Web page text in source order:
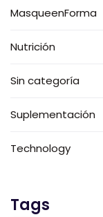
MasqueenForma
Nutrición
Sin categoría
Suplementación
Technology
Tags